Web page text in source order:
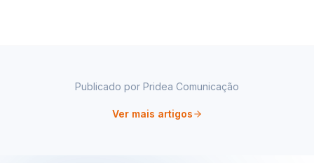
Publicado por Pridea Comunicação
Ver mais artigos